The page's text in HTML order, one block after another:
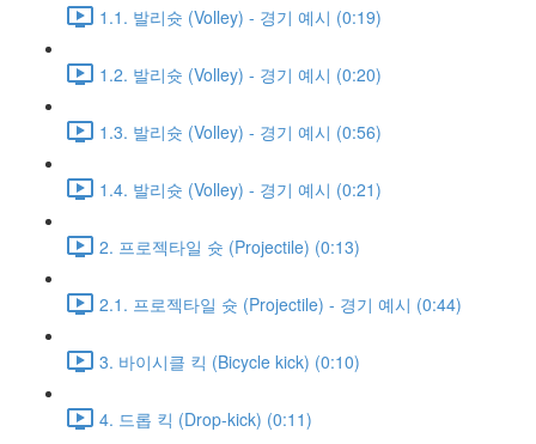
1.1. 발리슛 (Volley) - 경기 예시 (0:19)
1.2. 발리슛 (Volley) - 경기 예시 (0:20)
1.3. 발리슛 (Volley) - 경기 예시 (0:56)
1.4. 발리슛 (Volley) - 경기 예시 (0:21)
2. 프로젝타일 슛 (Projectile) (0:13)
2.1. 프로젝타일 슛 (Projectile) - 경기 예시 (0:44)
3. 바이시클 킥 (Bicycle kick) (0:10)
4. 드롭 킥 (Drop-kick) (0:11)